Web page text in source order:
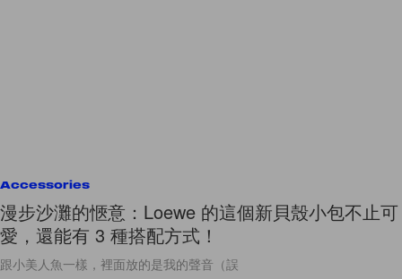
Accessories
漫步沙灘的愜意：Loewe 的這個新貝殼小包不止可
愛，還能有 3 種搭配方式！
跟小美人魚一樣，裡面放的是我的聲音（誤